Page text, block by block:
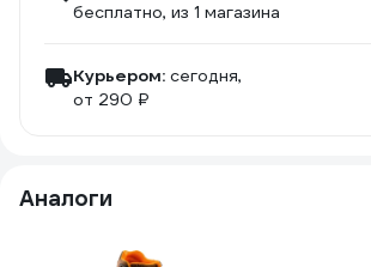
бесплатно, из 1 магазина
Курьером: сегодня,
от 290 ₽
Аналоги